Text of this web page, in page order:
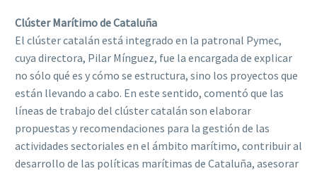
Clúster Marítimo de Cataluña
El clúster catalán está integrado en la patronal Pymec,
cuya directora, Pilar Mínguez, fue la encargada de explicar
no sólo qué es y cómo se estructura, sino los proyectos que
están llevando a cabo. En este sentido, comentó que las
líneas de trabajo del clúster catalán son elaborar
propuestas y recomendaciones para la gestión de las
actividades sectoriales en el ámbito marítimo, contribuir al
desarrollo de las políticas marítimas de Cataluña, asesorar